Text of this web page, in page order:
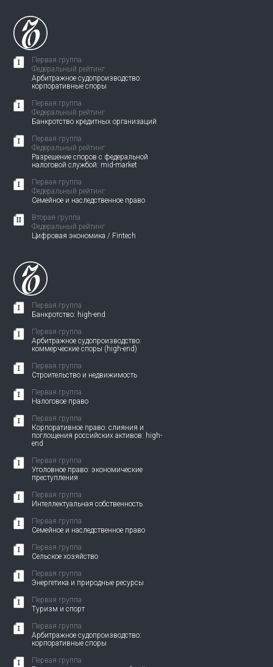
Первая группа
Федеральный рейтинг
Арбитражное судопроизводство:
корпоративные споры
Первая группа
Федеральный рейтинг
Банкротство кредитных организаций
Первая группа
Федеральный рейтинг
Разрешение споров с федеральной
налоговой службой: mid-market
Первая группа
Федеральный рейтинг
Семейное и наследственное право
Вторая группа
Федеральный рейтинг
Цифровая экономика / Fintech
Первая группа
Банкротство: high-end
Первая группа
Арбитражное судопроизводство:
коммерческие споры (high-end)
Первая группа
Строительство и недвижимость
Первая группа
Налоговое право
Первая группа
Корпоративное право: слияния и
поглощения российских активов: high-
end
Первая группа
Уголовное право: экономические
преступления
Первая группа
Интеллектуальная собственность
Первая группа
Семейное и наследственное право
Первая группа
Сельское хозяйство
Первая группа
Энергетика и природные ресурсы
Первая группа
Туризм и спорт
Первая группа
Арбитражное судопроизводство:
корпоративные споры
Первая группа